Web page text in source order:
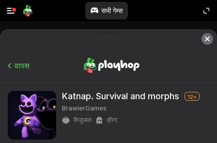
सभी गेम्स
वापस
Katnap. Survival and morphs 12+
BrawlerGames
कैज़ुअल
हॉरर.